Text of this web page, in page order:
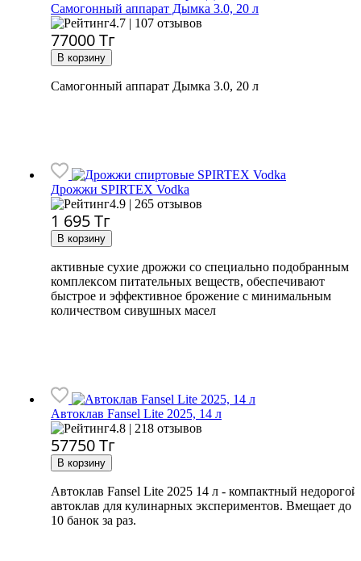
Самогонный аппарат Дымка 3.0, 20 л
4.7 | 107 отзывов
77000Тг
Самогонный аппарат Дымка 3.0, 20 л
Дрожжи SPIRTEX Vodka
4.9 | 265 отзывов
1 695Тг
активные сухие дрожжи со специально подобранным
комплексом питательных веществ, обеспечивают
быстрое и эффективное брожение с минимальным
количеством сивушных масел
Автоклав Fansel Lite 2025, 14 л
4.8 | 218 отзывов
57750Тг
Автоклав Fansel Lite 2025 14 л - компактный недорогой
автоклав для кулинарных экспериментов. Вмещает до
10 банок за раз.